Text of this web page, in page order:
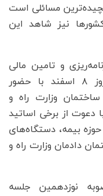
مسائلی است
نیز شاهد این
و تامین مالی
مسکن ذیل شورای عالی مسکن امروز ۸ اسفند با حضور
وزارت راه و
دعوت از برخی اساتید
بیمه، دستگاه‌های
دادمان وزارت راه و
نوزدهمین جلسه